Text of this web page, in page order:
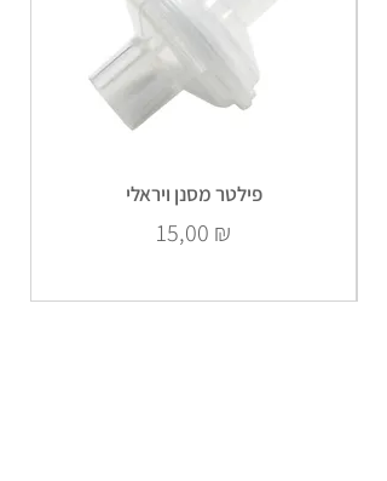
פילטר מסנן ויראלי
Prix
15,00 ₪